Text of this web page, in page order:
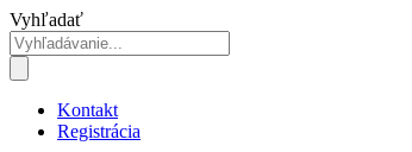
Preskočiť
na
obsah
Vyhľadať
Kontakt
Registrácia